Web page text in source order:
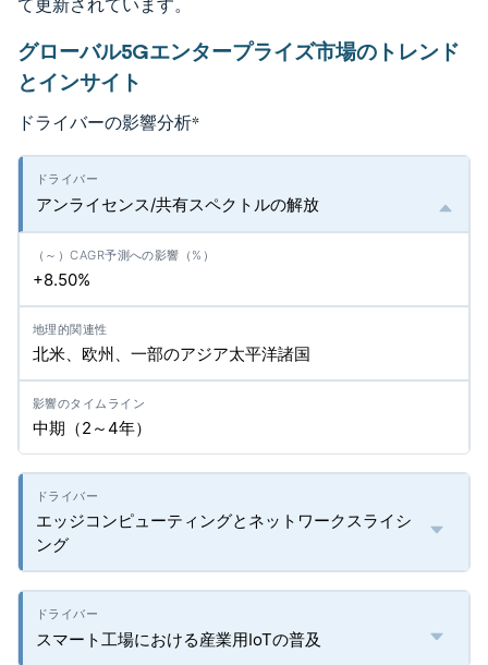
て更新されています。
グローバル5Gエンタープライズ市場のトレンド
とインサイト
ドライバーの影響分析*
アンライセンス/共有スペクトルの解放
+8.50%
北米、欧州、一部のアジア太平洋諸国
中期（2～4年）
エッジコンピューティングとネットワークスライシ
ング
スマート工場における産業用IoTの普及